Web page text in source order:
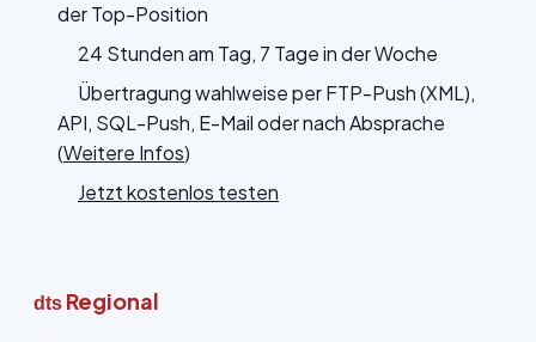
der Top-Position
24 Stunden am Tag, 7 Tage in der Woche
Übertragung wahlweise per FTP-Push (XML),
API, SQL-Push, E-Mail oder nach Absprache
(Weitere Infos)
Jetzt kostenlos testen
dts Regional